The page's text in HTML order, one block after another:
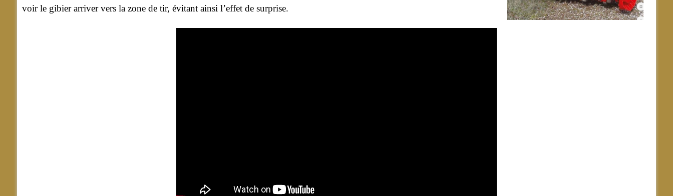
voir le gibier arriver vers la zone de tir, évitant ainsi l’effet de surprise.